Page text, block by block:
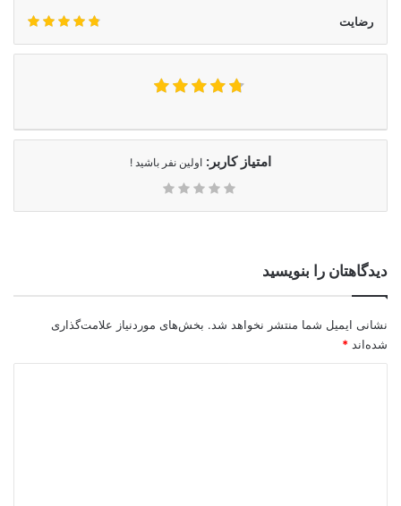
رضایت
امتیاز کاربر: اولین نفر باشید !
دیدگاهتان را بنویسید
نشانی ایمیل شما منتشر نخواهد شد. بخش‌های موردنیاز علامت‌گذاری
شده‌اند *